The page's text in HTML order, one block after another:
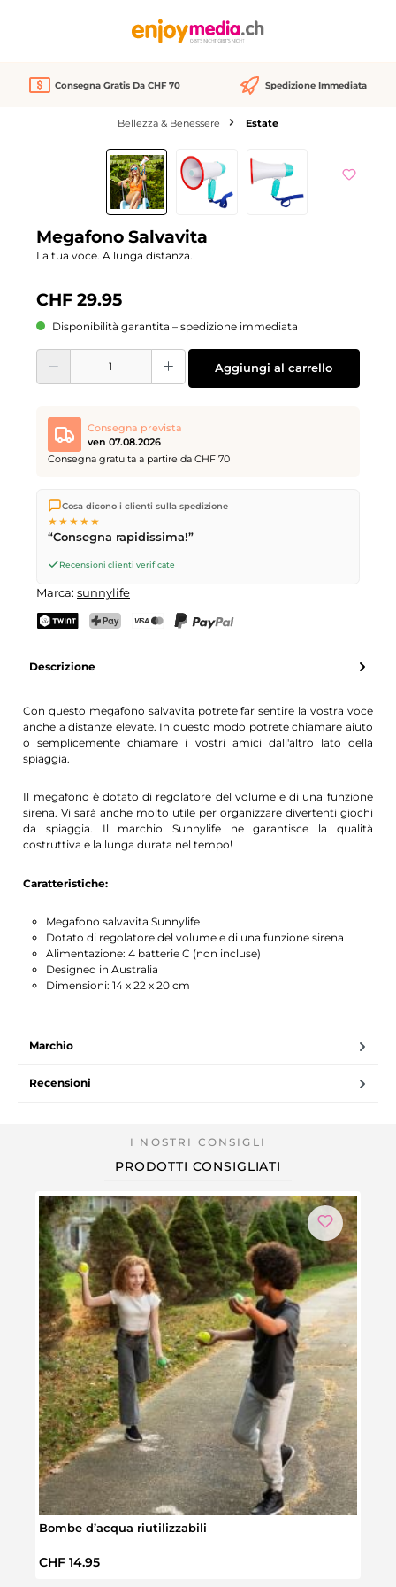
Consegna Gratis Da CHF 70 Spedizione Immediata
Bellezza & Benessere Estate
Salta la galleria di immagini
Megafono Salvavita
La tua voce. A lunga distanza.
CHF 29.95
Disponibilità garantita – spedizione immediata
Quantità del prodotto: inserisci la quantità desiderata o usa i pulsanti per
Aggiungi al carrello
Consegna prevista
ven 07.08.2026
Consegna gratuita a partire da CHF 70
Spediamo direttamente dal nostro magazzino a Kriens, in
Svizzera.Consegna gratuitaa partire da
effettuati entro le
giorno lavorativo successivo
Cosa dicono i clienti sulla spedizione
★★★★★
“Consegna rapidissima!”
Recensioni clienti verificate
Marca: sunnylife
Descrizione
Con questo megafono salvavita potrete far sentire la vostra voce
anche a distanze elevate. In questo modo potrete chiamare aiuto
o semplicemente chiamare i vostri amici dall'altro lato della
spiaggia.
Il megafono è dotato di regolatore del volume e di una funzione
sirena. Vi sarà anche molto utile per organizzare divertenti giochi
da spiaggia. Il marchio Sunnylife ne garantisce la qualità
costruttiva e la lunga durata nel tempo!
Caratteristiche:
Megafono salvavita Sunnylife
Dotato di regolatore del volume e di una funzione sirena
Alimentazione: 4 batterie C (non incluse)
Designed in Australia
Dimensioni: 14 x 22 x 20 cm
Marchio
Recensioni
PRODOTTI CONSIGLIATI
Bombe d’acqua riutilizzabili
Prezzo normale:
CHF 14.95